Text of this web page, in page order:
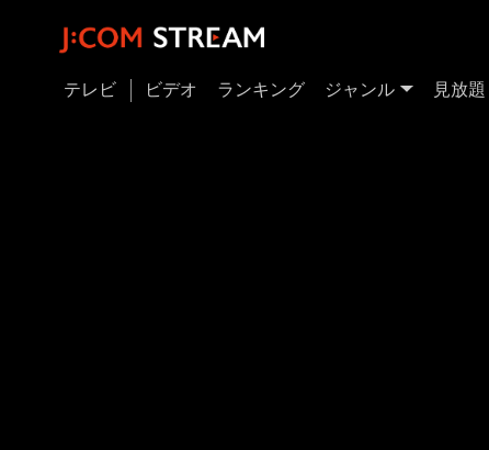
テレビ ビデオ ランキング ジャンル 見放題